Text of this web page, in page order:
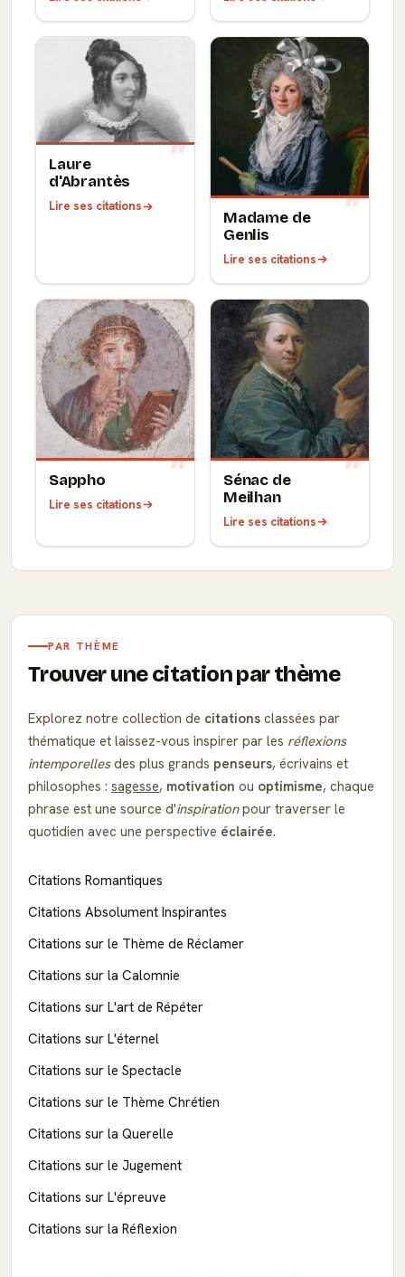
Laure
d'Abrantès
Lire ses citations
Madame de
Genlis
Lire ses citations
Sappho
Lire ses citations
Sénac de
Meilhan
Lire ses citations
PAR THÈME
Trouver une citation par thème
Explorez notre collection de citations classées par
thématique et laissez-vous inspirer par les réflexions
intemporellesdes plus grands penseurs, écrivains et
philosophes : sagesse, motivation ou optimisme, chaque
phrase est une source d'inspirationpour traverser le
quotidien avec une perspective éclairée.
Citations Romantiques
Citations Absolument Inspirantes
Citations sur le Thème de Réclamer
Citations sur la Calomnie
Citations sur L'art de Répéter
Citations sur L'éternel
Citations sur le Spectacle
Citations sur le Thème Chrétien
Citations sur la Querelle
Citations sur le Jugement
Citations sur L'épreuve
Citations sur la Réflexion